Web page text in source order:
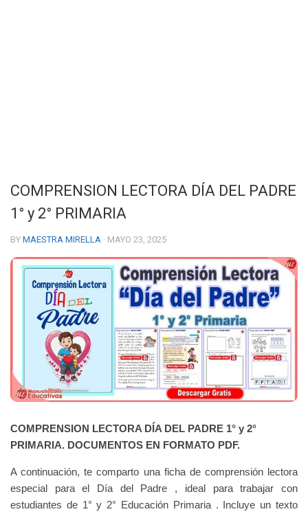
COMPRENSION LECTORA DÍA DEL PADRE
1° y 2° PRIMARIA
BY MAESTRA MIRELLA · MAYO 23, 2025
COMPRENSION LECTORA DÍA DEL PADRE 1° y 2°
PRIMARIA. DOCUMENTOS EN FORMATO PDF.
A continuación, te comparto una ficha de comprensión lectora
especial para el Día del Padre , ideal para trabajar con
estudiantes de 1° y 2° Educación Primaria . Incluye un texto